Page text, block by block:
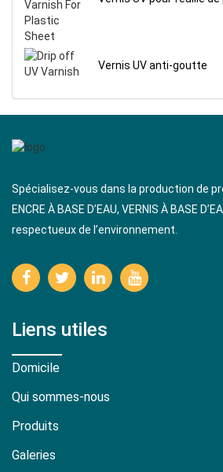
Vernis UV anti-goutte
Spécialisez-vous dans la production de
ENCRE À BASE D’EAU, VERNIS À BASE
respectueux de l’environnement.
Liens utiles
Domicile
Qui sommes-nous
Produits
Galeries